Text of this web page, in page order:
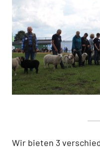
Wir bieten 3